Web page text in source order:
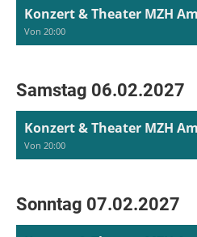
Konzert & Theater MZH
Von 20:00
Samstag 06.02.2027
Konzert & Theater MZH
Von 20:00
Sonntag 07.02.2027